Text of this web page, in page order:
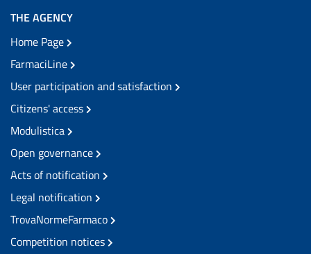
THE AGENCY
Home Page
FarmaciLine
User participation and satisfaction
Citizens' access
Modulistica
Open governance
Acts of notification
Legal notification
TrovaNormeFarmaco
Competition notices